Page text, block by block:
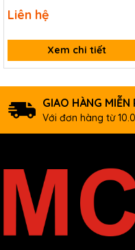
I/O ICP DAS WP-8429-CE7
Liên hệ
Xem chi tiết
GIAO HÀNG MIỄN
Với đơn hàng từ